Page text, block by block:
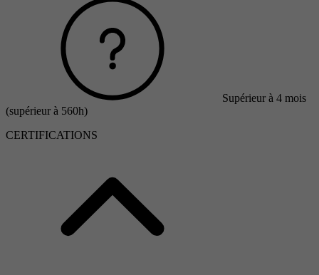
Supérieur à 4 mois
(supérieur à 560h)
CERTIFICATIONS